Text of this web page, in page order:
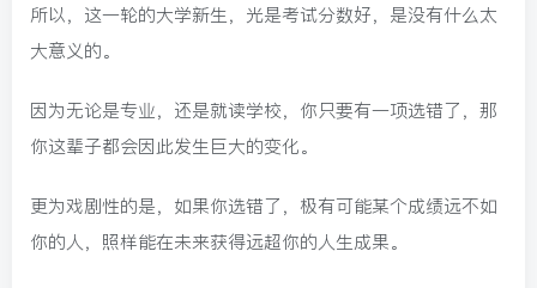
所以，这一轮的大学新生，光是考试分数好，是没有什么太
大意义的。
因为无论是专业，还是就读学校，你只要有一项选错了，那
你这辈子都会因此发生巨大的变化。
更为戏剧性的是，如果你选错了，极有可能某个成绩远不如
你的人，照样能在未来获得远超你的人生成果。